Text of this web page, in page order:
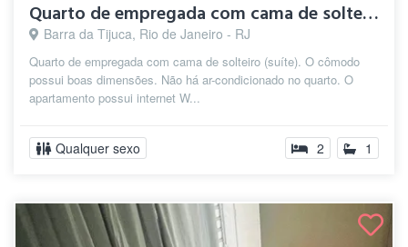
Quarto de empregada com cama de solteiro...
Barra da Tijuca, Rio de Janeiro - RJ
Quarto de empregada com cama de solteiro (suíte). O cômodo
possui boas dimensões. Não há ar-condicionado no quarto. O
apartamento possui internet W...
Qualquer sexo 2 1